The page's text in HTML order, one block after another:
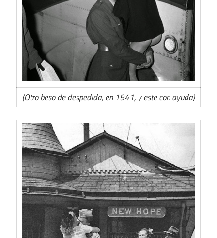
(Otro beso de despedida, en 1941, y este con ayuda)